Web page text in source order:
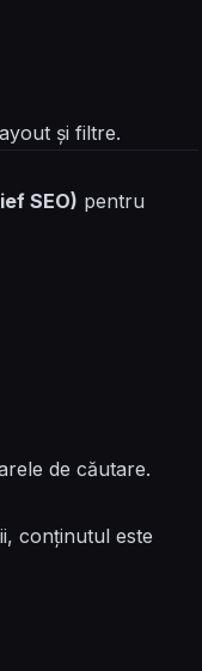
și filtre.
SEO) pentru
de căutare.
conținutul este